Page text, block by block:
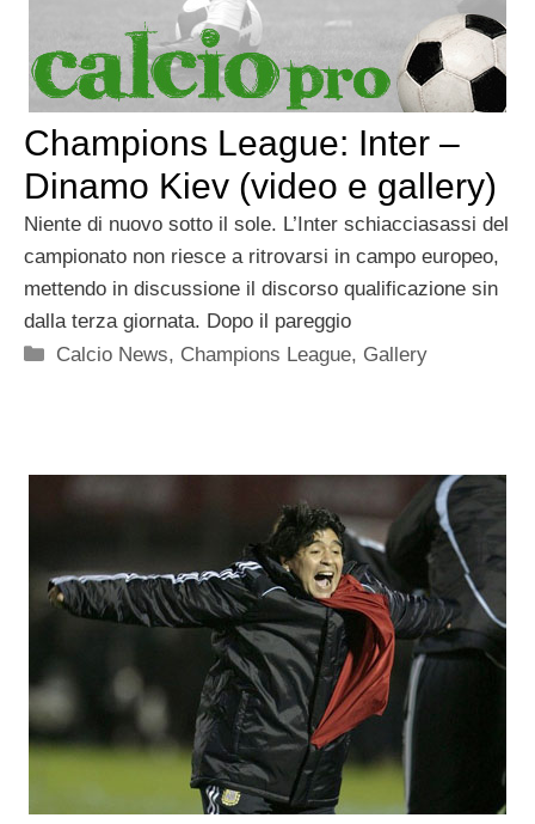
Champions League: Inter –
Dinamo Kiev (video e gallery)
Niente di nuovo sotto il sole. L’Inter schiacciasassi del
campionato non riesce a ritrovarsi in campo europeo,
mettendo in discussione il discorso qualificazione sin
dalla terza giornata. Dopo il pareggio
Categorie
Calcio News, Champions League, Gallery